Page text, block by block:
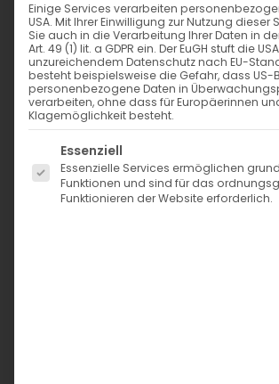
Einige Services verarbeiten
USA. Mit Ihrer Einwilligung zur Nutzung dieser
Sie auch in die Verarbeitung Ihrer Daten in
Art. 49 (1) lit. a GDPR ein. Der EuGH stuft die
unzureichendem Datenschutz nach EU-
besteht beispielsweise die Gefahr, dass US-
personenbezogene Daten in
verarbeiten, ohne dass für Europäerinnen
Klagemöglichkeit besteht.
Es folgt eine Liste der Service-
Essenziell
Essenzielle Services ermöglichen
Funktionen und sind für das
Funktionieren der Website erforderlich.